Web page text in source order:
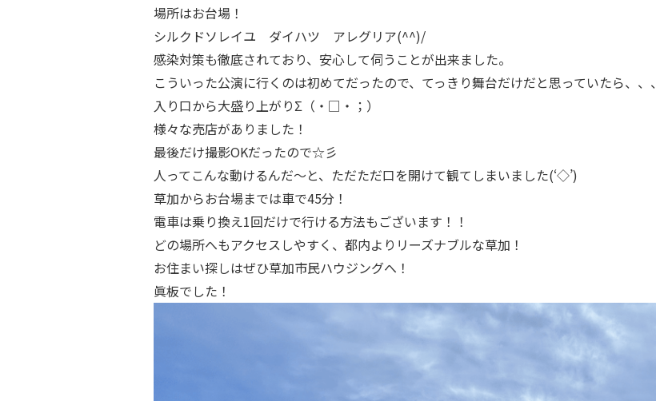
場所はお台場！
シルクドソレイユ ダイハツ アレグリア(^^)/
感染対策も徹底されており、安心して伺うことが出来ました。
こういった公演に行くのは初めてだったので、てっきり舞台だけだと思っていたら、、、
入り口から大盛り上がりΣ（・□・；）
様々な売店がありました！
最後だけ撮影OKだったので☆彡
人ってこんな動けるんだ～と、ただただ口を開けて観てしまいました(‘◇’)
草加からお台場までは車で45分！
電車は乗り換え1回だけで行ける方法もございます！！
どの場所へもアクセスしやすく、都内よりリーズナブルな草加！
お住まい探しはぜひ草加市民ハウジングへ！
眞板でした！